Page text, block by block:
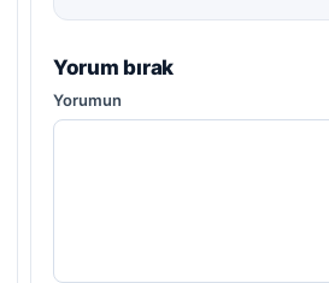
Yorum bırak
Yorumun